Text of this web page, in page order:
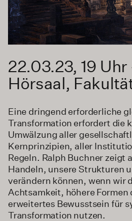
22.03.23, 19
Hörsaal,
Eine dringend erforderliche
Transformation erfordert die
Umwälzung aller
Kernprinzipien, aller
Regeln. Ralph Buchner zeigt
Handeln, unsere Strukturen
verändern können, wenn wir
Achtsamkeit, höhere Formen
erweitertes Bewusstsein für
Transformation nutzen.